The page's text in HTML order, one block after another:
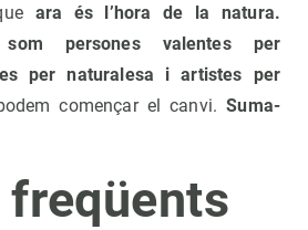
ara és l’hora de la natura.
som persones valentes per
per naturalesa i artistes per
començar el canvi.Suma-
freqüents